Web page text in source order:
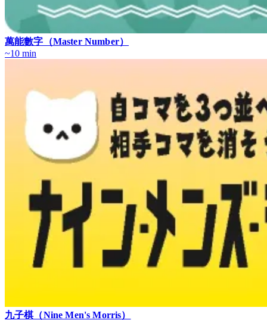
萬能數字（Master Number）
~10 min
九子棋（Nine Men's Morris）